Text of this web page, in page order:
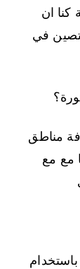
كنا ان
في
مناطق
مع مع